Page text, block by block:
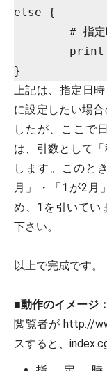
else {
上記は、指定日
に設定したい場
したが、ここで
は、引数として
します。このと
月」・「1が2月
め、1を引いてい
下さい。
以上で完成です。
■動作のイメージ：
閲覧者が http://
スすると、